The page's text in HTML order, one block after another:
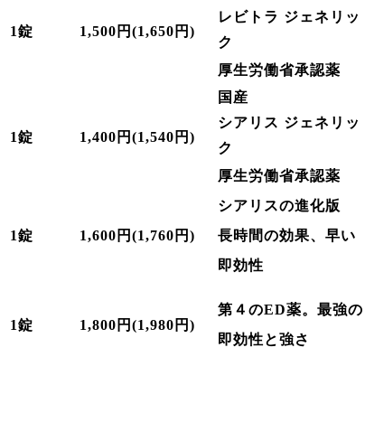
1錠 1,500 円 (1,650 円 )
レビトラ ジェネリッ
ク
厚生労働省承認薬
1錠 1,400 円 (1,540 円 )
国産
シアリス ジェネリッ
ク
厚生労働省承認薬
1錠 1,600 円 (1,760 円 )
シアリスの進化版
長時間の効果、早い
即効性
1錠 1,800 円 (1,980 円 )
第４のED薬。最強の
即効性と強さ